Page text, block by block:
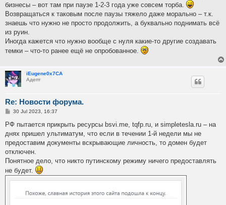
бизнесы – вот там при паузе 1-2-3 года уже совсем торба.
Возвращаться к таковым после паузы тяжело даже морально – т.к.
знаешь что нужно не просто продолжить, а буквально поднимать всё
из руин.
Иногда кажется что нужно вообще с нуля какие-то другие создавать
темки – что-то ранее ещё не опробованное.
iEugene0x7CA
Адепт
Re: Новости форума.
P
s
30 Jul 2023, 16:37
РФ пытается прикрыть ресурсы bsvi.me, tqfp.ru, и simpletesla.ru – на
днях пришел ультиматум, что если в течении 1-й недели мы не
предоставим документы вскрывающие личность, то домен будет
отключен.
Понятное дело, что никто путинскому режиму ничего предоставлять
не будет.